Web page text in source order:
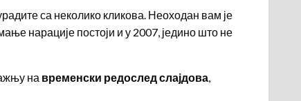
са неколико кликова. Неоходан вам је
нарације постоји и у 2007, једино што не
на временски редослед слајдова,